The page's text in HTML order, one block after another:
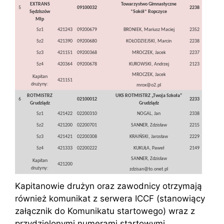
5
EXTRANS
Sędziszów
Młp
09100032
Towarzystwo Gimnastyczne
*Sokół* Ropczyce
2238
Sz1 421243 09200679 BRONIEK, Mariusz Maciej 2352
Sz2 421390 09200680 KOŁODZIEJSKI, Marcin 2238
Sz3 421151 09200368 MROCZEK, Jacek 2237
Sz4 420364 09200678 KUROWSKI, Andrzej 2123
Kapitan
drużyny:
421151
MROCZEK, Jacek
mrox@o2.pl
6
ROTMISTRZ
Grudziądz
02100012
UKS ROTMISTRZ „Twoja Szkoła”
Grudziądz
2233
Sz1 421422 02200310 NOGAL, Jan 2338
Sz2 421200 02200701 SANNER, Zdzisław 2215
Sz3 421421 02200308 KRAIŃSKI, Jarosław 2229
Sz4 421333 02200222 KUKUŁA, Paweł 2149
Kapitan
drużyny:
421200
SANNER, Zdzisław
zdzisan@to.onet.pl
Kapitanowie drużyn oraz zawodnicy otrzymają
również komunikat z serwera ICCF (stanowiący
załącznik do Komunikatu startowego) wraz z